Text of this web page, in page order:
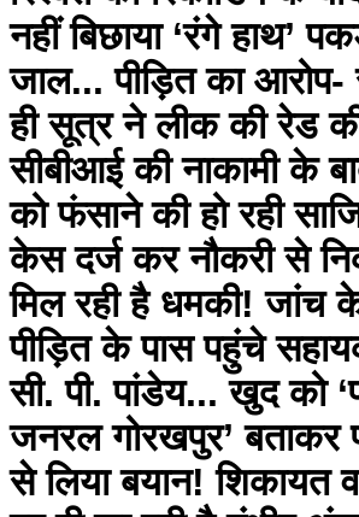
नहीं बिछाया ‘रंगे हाथ’
जाल... पीड़ित का
ही सूत्र ने लीक की रेड
सीबीआई की नाकामी के
को फंसाने की हो रही
केस दर्ज कर नौकरी से
मिल रही है धमकी! जांच
पीड़ित के पास पहुंचे
सी. पी. पांडेय... खुद को
जनरल गोरखपुर’ बताकर
से लिया बयान! शिकायत